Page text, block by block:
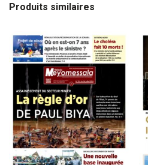
Juin
Produits similaires